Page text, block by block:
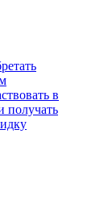
в
получать